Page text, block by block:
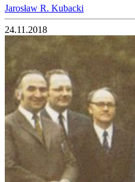
Jarosław R. Kubacki
24.11.2018